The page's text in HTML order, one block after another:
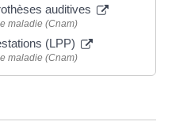
auditives
maladie (Cnam)
(LPP)
maladie (Cnam)